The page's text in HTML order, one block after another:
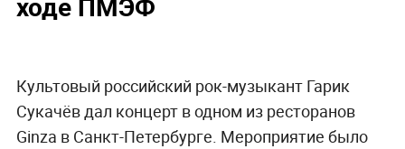
Культовый российский рок-музыкант Гарик
Сукачёв дал концерт в одном из ресторанов
Ginza в Санкт-Петербурге. Мероприятие было